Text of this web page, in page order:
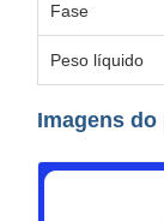
Fase
Peso líquido
Imagens